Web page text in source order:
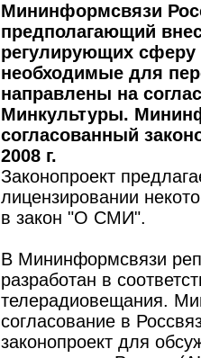
Мининформсвязи
предполагающий
регулирующих сферу
необходимые для
направлены на
Минкультуры.
согласованный
2008 г.
Законопроект
лицензировании
в закон "О СМИ".
В Мининформсвязи
разработан в
телерадиовещания.
согласование в
законопроект для